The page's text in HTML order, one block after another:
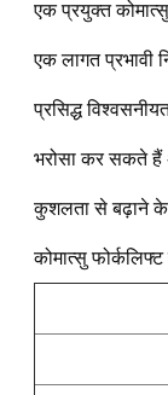
एक प्रयुक्त
एक लागत प्रभावी
प्रसिद्ध
भरोसा कर सकते हैं
कुशलता से बढ़ाने
कोमात्सु